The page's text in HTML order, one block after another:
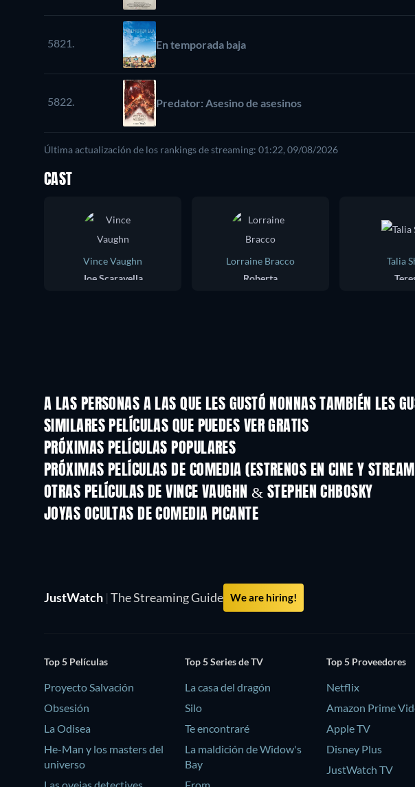
5821. En temporada baja
5822. Predator: Asesino de asesinos
Última actualización de los rankings de streaming: 01:22, 09/08/2026
CAST
Vince Vaughn
Joe Scaravella
Lorraine Bracco
Roberta
Talia
A LAS PERSONAS A LAS QUE LES GUSTÓ NONNAS TAMBIÉN LES
SIMILARES PELÍCULAS QUE PUEDES VER GRATIS
PRÓXIMAS PELÍCULAS POPULARES
PRÓXIMAS PELÍCULAS DE COMEDIA (ESTRENOS EN CINE Y
OTRAS PELÍCULAS DE VINCE VAUGHN & STEPHEN CHBOSKY
JOYAS OCULTAS DE COMEDIA PICANTE
JustWatch | The Streaming Guide We are hiring!
Top 5 Películas
Proyecto Salvación
Obsesión
La Odisea
He-Man y los masters del
universo
Top 5 Series de TV
La casa del dragón
Silo
Te encontraré
La maldición de Widow's
Bay
Top 5 Proveedores
Netflix
Amazon Prime
Apple TV
Disney Plus
JustWatch TV